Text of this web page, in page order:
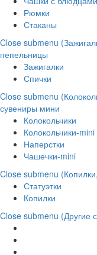
Рюмки
Стаканы
Close submenu
пепельницы
Зажигалки
Спички
Close submenu
сувениры мини
Колокольчики
Колокольчики-mini
Наперстки
Чашечки-mini
Close submenu (Копилки,
Статуэтки
Копилки
Close submenu (Другие